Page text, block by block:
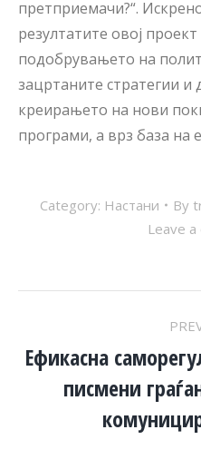
претприемачи?“.
резултатите овој проект
подобрувањето на
зацртаните стратегии и
креирањето на нови
програми, а врз база на
Category: Настани By
Leave
Ефикасна
писмени